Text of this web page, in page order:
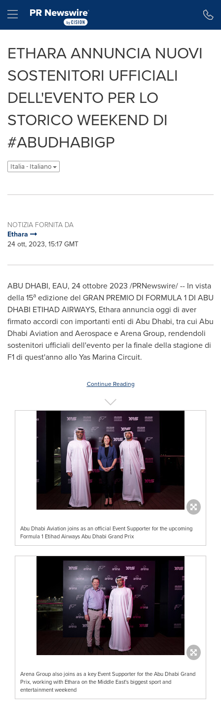
Hamburger menu
ETHARA ANNUNCIA NUOVI
SOSTENITORI UFFICIALI
DELL'EVENTO PER LO
STORICO WEEKEND DI
#ABUDHABIGP
Italia - Italiano
NOTIZIA FORNITA DA
Ethara
24 ott, 2023, 15:17 GMT
ABU DHABI, EAU, 24 ottobre 2023 /PRNewswire/ -- In vista
della 15a edizione del GRAN PREMIO DI FORMULA 1 DI ABU
DHABI ETIHAD AIRWAYS, Ethara annuncia oggi di aver
firmato accordi con importanti enti di Abu Dhabi, tra cui Abu
Dhabi Aviation and Aerospace e Arena Group, rendendoli
sostenitori ufficiali dell'evento per la finale della stagione di
F1 di quest'anno allo Yas Marina Circuit.
Continue Reading
Abu Dhabi Aviation joins as an official Event Supporter for the upcoming
Formula 1 Etihad Airways Abu Dhabi Grand Prix
Arena Group also joins as a key Event Supporter for the Abu Dhabi Grand
Prix, working with Ethara on the Middle East's biggest sport and
entertainment weekend